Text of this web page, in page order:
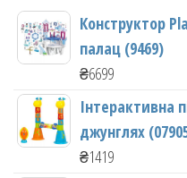
Конструктор
палац (9469)
₴6699
Інтерактивна
джунглях
₴1419